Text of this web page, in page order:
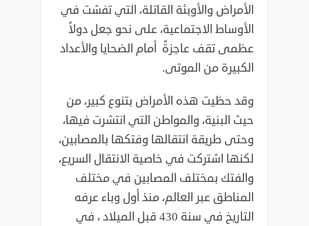
الأمراض والأوبئة القاتلة، التي تفشت في
‏الأوساط الاجتماعية، على نحو جعل دولاً
عظمى تقف عاجزةً أمام الضحايا والأعداد
‏الكبيرة من الموتى.‏
وقد حظيت هذه الأمراض بتنوع كبير، من
حيث البنية، والمواطن التي انتشرت فيها،
‏وحتى طريقة انتقالها وفتكها بالمصابين،
لكنها اشتركت في خاصية الانتقال السريع،
‏والفتك بمختلف المصابين في مختلف
المناطق عبر العالم، منذ أول وباء عرفه
التاريخ ‏في سنة 430 قبل الميلاد‎ ‎، في